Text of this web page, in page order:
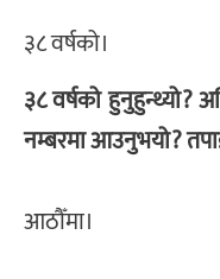
३८ वर्षको।
३८ वर्षको हुनुहुन्थ्यो?
नम्बरमा आउनुभयो?
आठौँमा।